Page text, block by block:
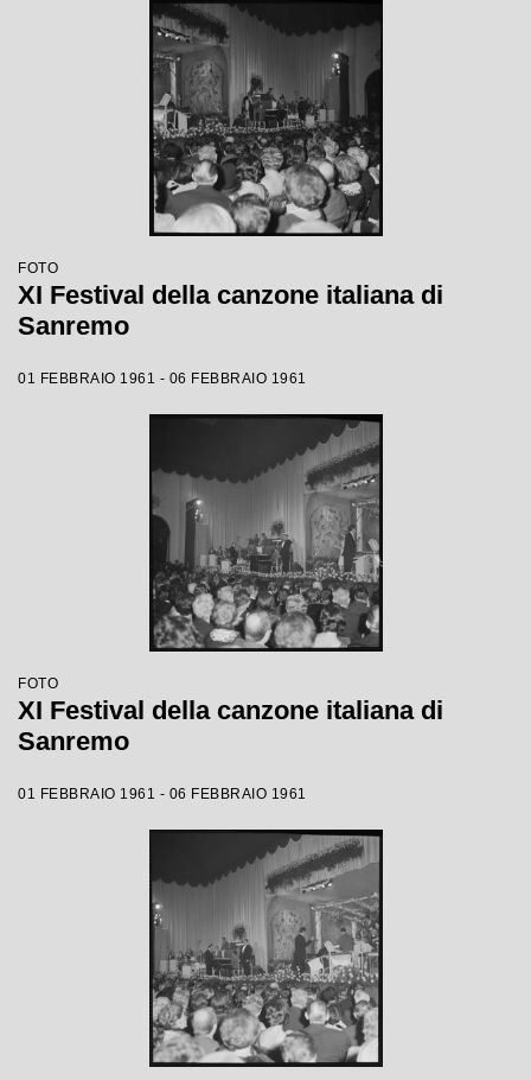
FOTO
XI Festival della canzone italiana di
Sanremo
01 FEBBRAIO 1961 - 06 FEBBRAIO 1961
FOTO
XI Festival della canzone italiana di
Sanremo
01 FEBBRAIO 1961 - 06 FEBBRAIO 1961